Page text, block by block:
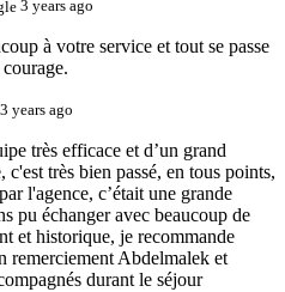
3 years ago
à votre service et tout se passe
3 years ago
très efficace et d’un grand
très bien passé, en tous points,
l'agence, c’était une grande
pu échanger avec beaucoup de
et historique, je recommande
remerciement Abdelmalek et
durant le séjour